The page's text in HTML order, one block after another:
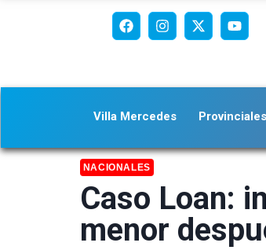
Villa Mercedes Provinciales
NACIONALES
Caso Loan:
menor